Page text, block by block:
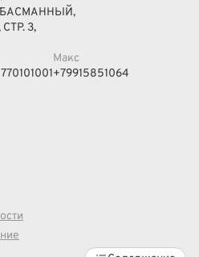
3,
Макс
+79915851064